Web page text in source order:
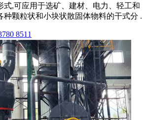
式,可应用于选矿、建材、电力、轻工和
种颗粒状和小块状散固体物料的干式分 .
8511